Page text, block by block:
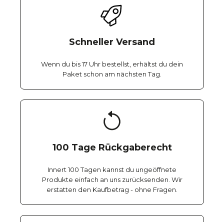
Schneller Versand
Wenn du bis 17 Uhr bestellst, erhältst du dein
Paket schon am nächsten Tag.
100 Tage Rückgaberecht
Innert 100 Tagen kannst du ungeöffnete
Produkte einfach an uns zurücksenden. Wir
erstatten den Kaufbetrag - ohne Fragen.